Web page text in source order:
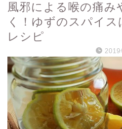
風邪による喉の痛み
く！ゆずのスパイ
レシピ
2019